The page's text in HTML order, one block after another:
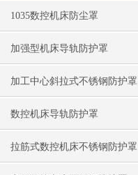
1035数控机床防尘罩
加强型机床导轨防护罩
加工中心斜拉式不锈钢防护罩
数控机床导轨防护罩
拉筋式数控机床不锈钢防护罩